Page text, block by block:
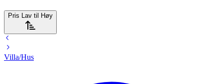
Pris Lav til Høy
Villa/Hus